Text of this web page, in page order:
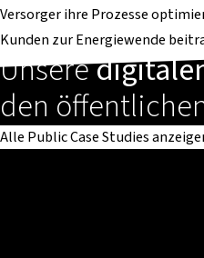
Versorger ihre Prozesse
Kunden zur Energiewende
Unsere
den
Alle Public Case Studies